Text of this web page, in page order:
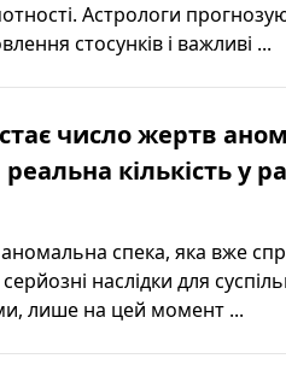
Астрологи
стосунків і важливі ...
число жертв
кількість у
спека, яка вже
наслідки для
лише на цей момент ...